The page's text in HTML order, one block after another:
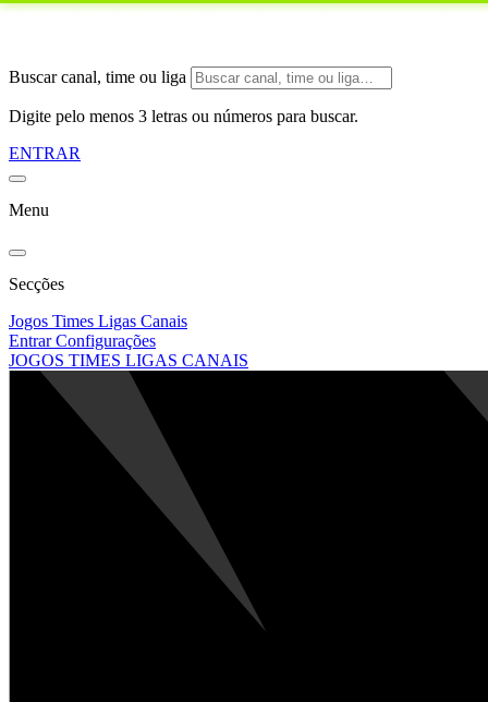
Buscar canal, time ou liga
Digite pelo menos 3 letras ou números para buscar.
ENTRAR
Menu
Secções
Jogos Times Ligas Canais
EntrarConfigurações
JOGOS TIMES LIGAS CANAIS